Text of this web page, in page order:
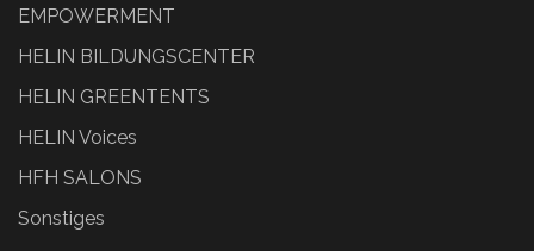
EMPOWERMENT
HELIN BILDUNGSCENTER
HELIN GREENTENTS
HELIN Voices
HFH SALONS
Sonstiges